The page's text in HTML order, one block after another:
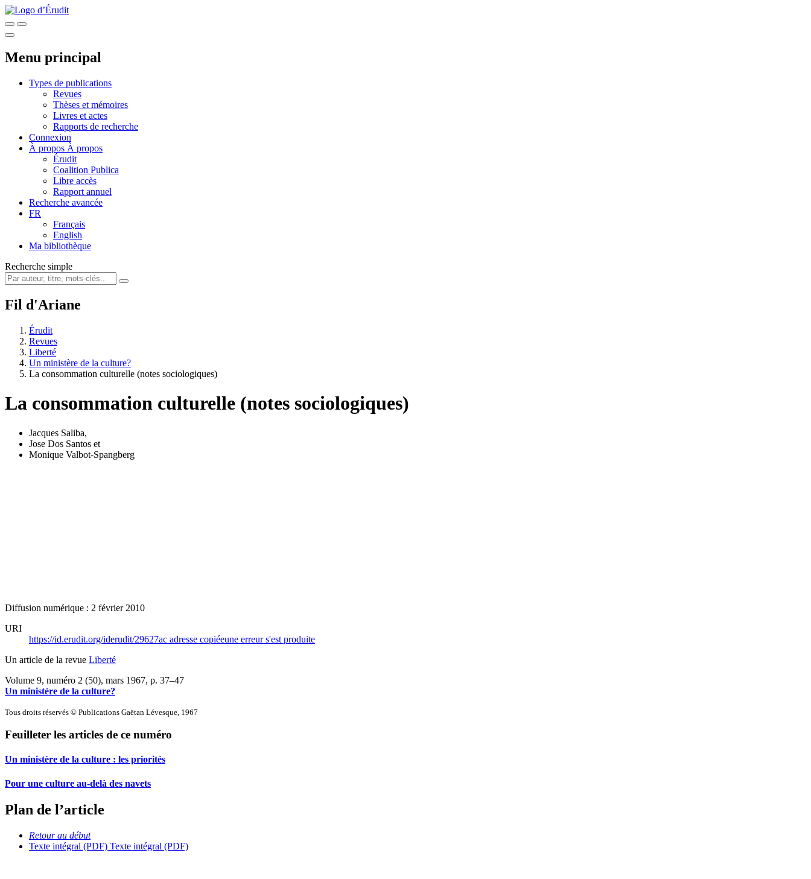
Menu principal
Types de publications
Revues
Thèses et mémoires
Livres et actes
Rapports de recherche
Connexion
À propos À propos
Érudit
Coalition Publica
Libre accès
Rapport annuel
Recherche avancée
FR
Français
English
Ma bibliothèque
Recherche simple
Fil d'Ariane
Érudit
Revues
Liberté
Un ministère de la culture?
La consommation culturelle (notes sociologiques)
La consommation culturelle (notes sociologiques)
Jacques Saliba,
Jose Dos Santos et
Monique Valbot-Spangberg
Diffusion numérique : 2 février 2010
URI
https://id.erudit.org/iderudit/29627ac adresse copiéeune erreur s'est produite
Un article de la revue Liberté
Volume 9, numéro 2 (50), mars 1967, p. 37–47
Un ministère de la culture?
Tous droits réservés © Publications Gaëtan Lévesque, 1967
Feuilleter les articles de ce numéro
Un ministère de la culture : les priorités
Pour une culture au-delà des navets
Plan de l’article
Retour au début
Texte intégral (PDF) Texte intégral (PDF)